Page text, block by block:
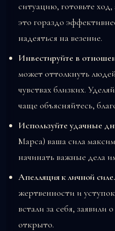
ситуацию, готовьте
это гораздо
надеяться на везение.
Инвестируйте в
может оттолкнуть
чувствах близких.
чаще объясняйтесь,
Используйте удачные
Марса) ваша сила
начинать важные дела
Апелляция к личной силе.
жертвенности и
встали за себя, заявили
открыто.